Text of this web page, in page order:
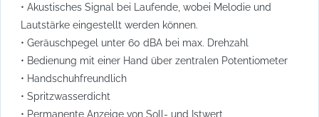
• Akustisches Signal bei Laufende, wobei Melodie und
Lautstärke eingestellt werden können.
• Geräuschpegel unter 60 dBA bei max. Drehzahl
• Bedienung mit einer Hand über zentralen Potentiometer
• Handschuhfreundlich
• Spritzwasserdicht
• Permanente Anzeige von Soll- und Istwert